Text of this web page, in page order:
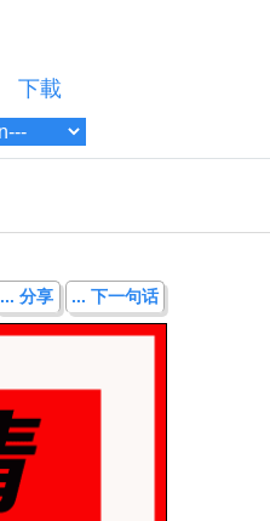
下載
... 分享 ... 下一句话